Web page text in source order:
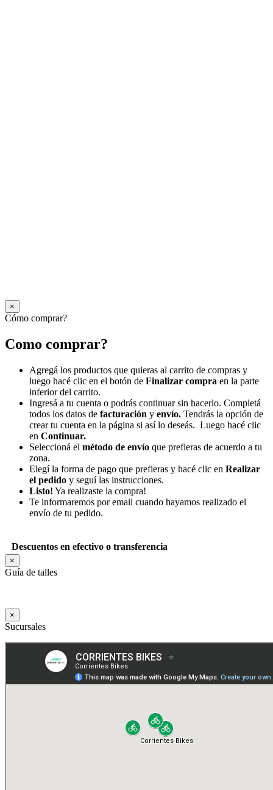
×
Cómo comprar?
Como comprar?
Agregá los productos que quieras al carrito de compras y
luego hacé clic en el botón de Finalizar compra en la parte
inferior del carrito.
Ingresá a tu cuenta o podrás continuar sin hacerlo. Completá
todos los datos de facturación y envío. Tendrás la opción de
crear tu cuenta en la página si así lo deseás. Luego hacé clic
en Continuar.
Seleccioná el método de envío que prefieras de acuerdo a tu
zona.
Elegí la forma de pago que prefieras y hacé clic en Realizar
el pedido y seguí las instrucciones.
Listo! Ya realizaste la compra!
Te informaremos por email cuando hayamos realizado el
envío de tu pedido.
Descuentos en efectivo o transferencia
×
Guía de talles
×
Sucursales